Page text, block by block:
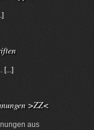
[...]
>ZZ<
aus